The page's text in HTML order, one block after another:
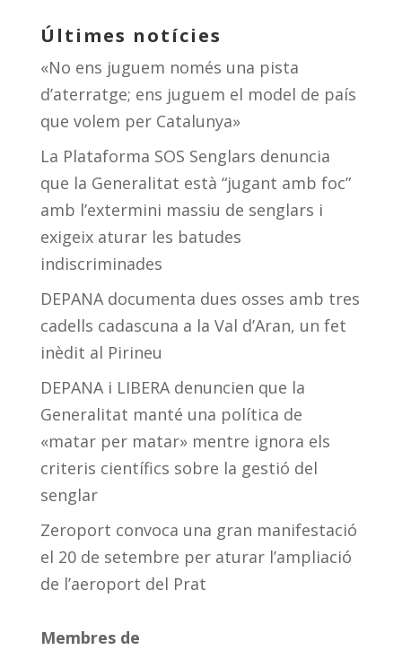
Últimes notícies
«No ens juguem només una pista
d’aterratge; ens juguem el model de país
que volem per Catalunya»
La Plataforma SOS Senglars denuncia
que la Generalitat està “jugant amb foc”
amb l’extermini massiu de senglars i
exigeix aturar les batudes
indiscriminades
DEPANA documenta dues osses amb tres
cadells cadascuna a la Val d’Aran, un fet
inèdit al Pirineu
DEPANA i LIBERA denuncien que la
Generalitat manté una política de
«matar per matar» mentre ignora els
criteris científics sobre la gestió del
senglar
Zeroport convoca una gran manifestació
el 20 de setembre per aturar l’ampliació
de l’aeroport del Prat
Membres de